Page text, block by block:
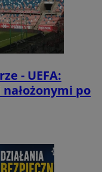
- UEFA:
po